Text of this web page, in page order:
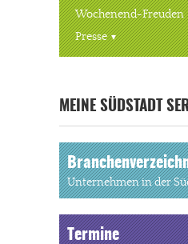
« ALLE VERANSTALTUNGEN
Wochenend-Freuden
Presse
MEINE SÜDSTADT
Unternehmen in der
Termine